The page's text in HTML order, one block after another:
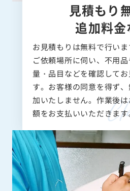
見積もり
追加料金
お見積もりは無料で行い
ご依頼場所に伺い、不用
量・品目などを確認して
す。お客様の同意を得ず
加いたしません。作業後
額をお支払いいただきま